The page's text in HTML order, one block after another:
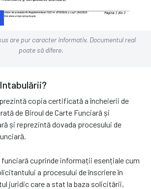
are pur caracter informativ. Documentul real
poate să difere.
copia certificată a încheierii de
de Biroul de Carte Funciară și
și reprezintă dovada procesului de
funciară cuprinde informații esențiale cum
a procesului de înscriere în
juridic care a stat la baza solicitării,